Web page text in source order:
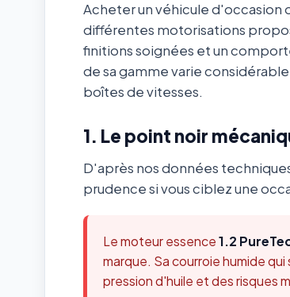
Acheter un véhicule d'occasion
différentes motorisations
finitions soignées et un
de sa gamme varie
boîtes de vitesses.
1. Le point noir
D'après nos données
prudence si vous ciblez une
Le moteur essence1.2
marque. Sa courroie humide
pression d'huile et des risques